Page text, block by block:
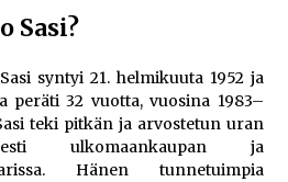
– tapaus, joka jäi osaksi Suomen
mobiilipelialustojen kehitys
sitten
Sasi?
syntyi 21. helmikuuta 1952 ja
peräti 32 vuotta, vuosina 1983–
teki pitkän ja arvostetun uran
ulkomaankaupan ja
Hänen tunnetuimpia